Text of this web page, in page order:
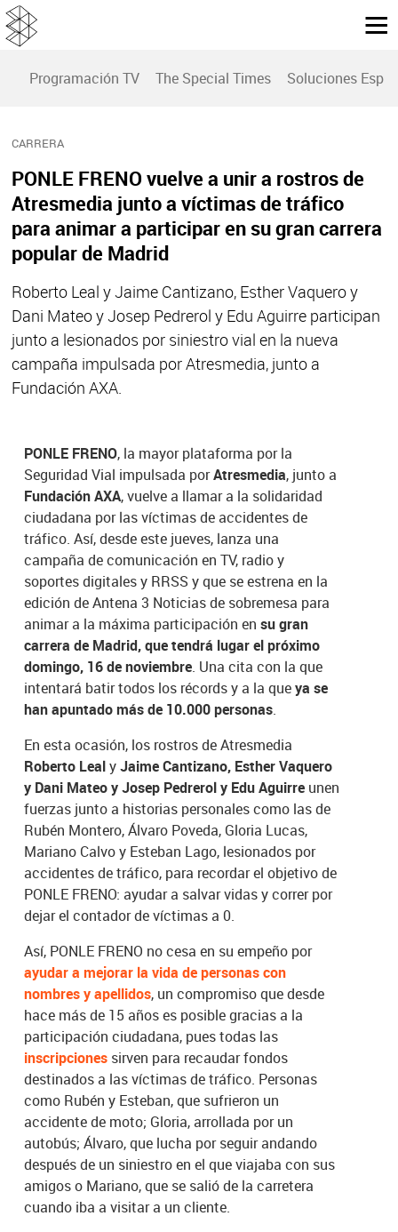
Programación TV The Special Times Soluciones
CARRERA
PONLE FRENO vuelve a unir a rostros de
Atresmedia junto a víctimas de tráfico
para animar a participar en su gran carrera
popular de Madrid
Roberto Leal y Jaime Cantizano, Esther Vaquero y
Dani Mateo y Josep Pedrerol y Edu Aguirre participan
junto a lesionados por siniestro vial en la nueva
campaña impulsada por Atresmedia, junto a
Fundación AXA.
PONLE FRENO, la mayor plataforma por la
Seguridad Vial impulsada porAtresmedia, junto a
Fundación AXA, vuelve a llamar a la solidaridad
ciudadana por las víctimas de accidentes de
tráfico. Así, desde este jueves, lanza una
campaña de comunicación en TV, radio y
soportes digitales y RRSS y que se estrena en la
edición de Antena 3 Noticias de sobremesa para
animar a la máxima participación ensu gran
carrera de Madrid, que tendrá lugar el próximo
domingo, 16 de noviembre. Una cita con la que
intentará batir todos los récords y a la queya se
han apuntado más de 10.000 personas.
En esta ocasión, los rostros de Atresmedia
Roberto LealyJaime Cantizano, Esther Vaquero
y Dani Mateo y Josep Pedrerol y Edu Aguirre unen
fuerzas junto a historias personales como las de
Rubén Montero, Álvaro Poveda, Gloria Lucas,
Mariano Calvo y Esteban Lago, lesionados por
accidentes de tráfico, para recordar el objetivo de
PONLE FRENO: ayudar a salvar vidas y correr por
dejar el contador de víctimas a 0.
Así, PONLE FRENO no cesa en su empeño por
ayudar a mejorar la vida de personas con
nombres y apellidos, un compromiso que desde
hace más de 15 años es posible gracias a la
participación ciudadana, pues todas las
inscripciones sirven para recaudar fondos
destinados a las víctimas de tráfico. Personas
como Rubén y Esteban, que sufrieron un
accidente de moto; Gloria, arrollada por un
autobús; Álvaro, que lucha por seguir andando
después de un siniestro en el que viajaba con sus
amigos o Mariano, que se salió de la carretera
cuando iba a visitar a un cliente.